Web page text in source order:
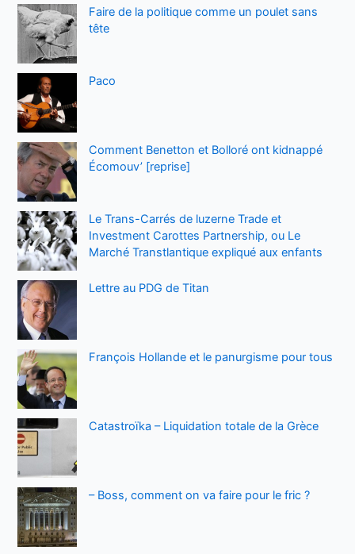
Faire de la politique comme un poulet sans
tête
Paco
Comment Benetton et Bolloré ont kidnappé
Écomouv’ [reprise]
Le Trans-Carrés de luzerne Trade et
Investment Carottes Partnership, ou Le
Marché Transtlantique expliqué aux enfants
Lettre au PDG de Titan
François Hollande et le panurgisme pour tous
Catastroïka – Liquidation totale de la Grèce
– Boss, comment on va faire pour le fric ?